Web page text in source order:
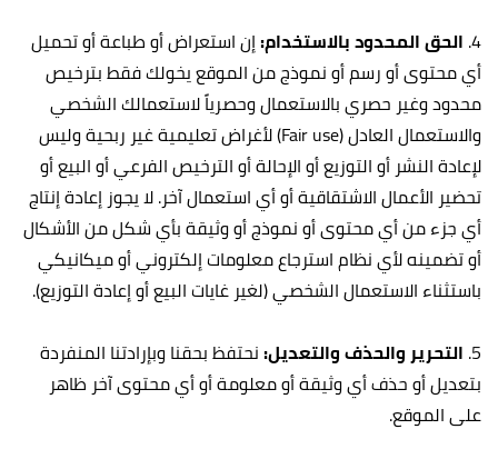
4. الحق المحدود بالاستخدام:إن استعراض أو طباعة أو تحميل
أي محتوى أو رسم أو نموذج من الموقع يخولك فقط بترخيص
محدود وغير حصري بالاستعمال وحصرياً لاستعمالك الشخصي
والاستعمال العادل (Fair use) لأغراض تعليمية غير ربحية وليس
لإعادة النشر أو التوزيع أو الإحالة أو الترخيص الفرعي أو البيع أو
تحضير الأعمال الاشتقاقية أو أي استعمال آخر. لا يجوز إعادة إنتاج
أي جزء من أي محتوى أو نموذج أو وثيقة بأي شكل من الأشكال
أو تضمينه لأي نظام استرجاع معلومات إلكتروني أو ميكانيكي
باستثناء الاستعمال الشخصي (لغير غايات البيع أو إعادة التوزيع).
5. التحرير والحذف والتعديل:نحتفظ بحقنا وبإرادتنا المنفردة
بتعديل أو حذف أي وثيقة أو معلومة أو أي محتوى آخر ظاهر
على الموقع.